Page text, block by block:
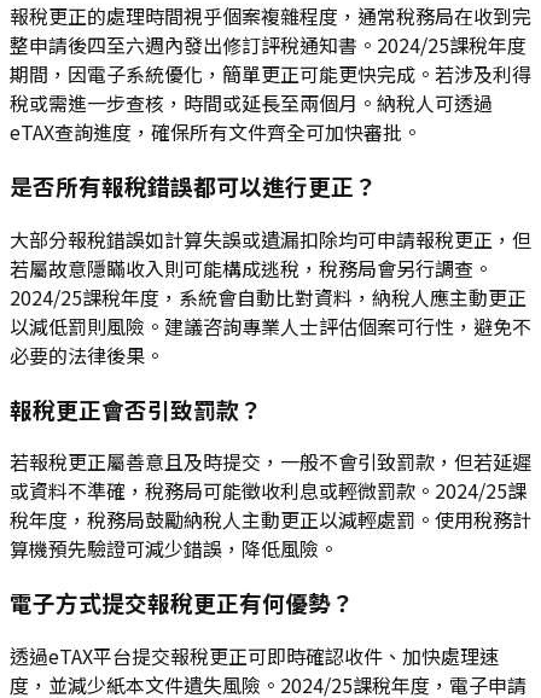
報稅更正的處理時間視乎個案複雜程度，通常稅務局在收到完
整申請後四至六週內發出修訂評稅通知書。2024/25課稅年度
期間，因電子系統優化，簡單更正可能更快完成。若涉及利得
稅或需進一步查核，時間或延長至兩個月。納稅人可透過
eTAX查詢進度，確保所有文件齊全可加快審批。
是否所有報稅錯誤都可以進行更正？
大部分報稅錯誤如計算失誤或遺漏扣除均可申請報稅更正，但
若屬故意隱瞞收入則可能構成逃稅，稅務局會另行調查。
2024/25課稅年度，系統會自動比對資料，納稅人應主動更正
以減低罰則風險。建議咨詢專業人士評估個案可行性，避免不
必要的法律後果。
報稅更正會否引致罰款？
若報稅更正屬善意且及時提交，一般不會引致罰款，但若延遲
或資料不準確，稅務局可能徵收利息或輕微罰款。2024/25課
稅年度，稅務局鼓勵納稅人主動更正以減輕處罰。使用稅務計
算機預先驗證可減少錯誤，降低風險。
電子方式提交報稅更正有何優勢？
透過eTAX平台提交報稅更正可即時確認收件、加快處理速
度，並減少紙本文件遺失風險。2024/25課稅年度，電子申請